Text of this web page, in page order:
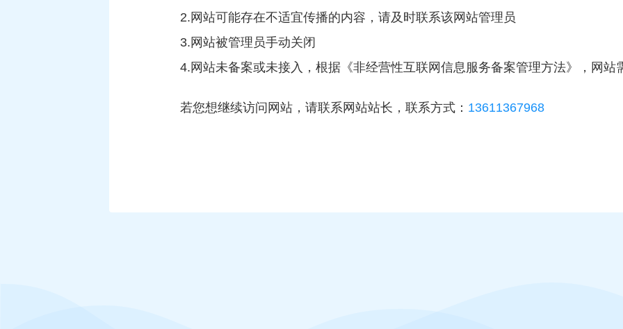
2.网站可能存在不适宜传播的内容，请及时联系该网站管理员
3.网站被管理员手动关闭
4.网站未备案或未接入，根据《非经营性互联网信息服务备案管理方法》，网站
若您想继续访问网站，请联系网站站长，联系方式： 13611367968